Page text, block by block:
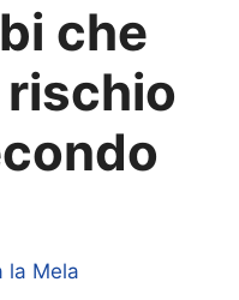
che
la Mela